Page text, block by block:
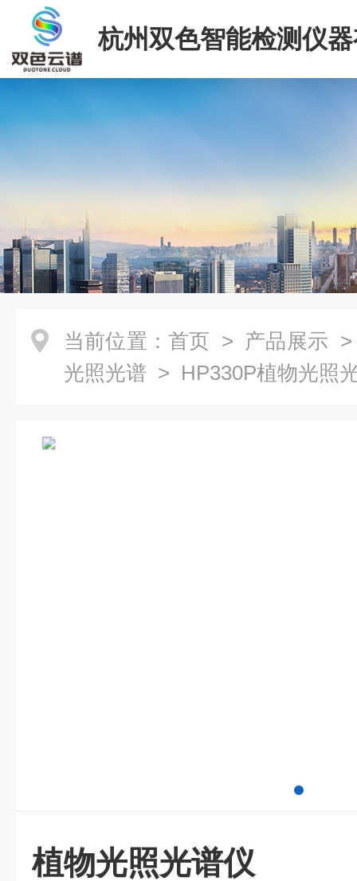
杭州双色智能检测仪
司
当前位置： 首页 > 产品展示
光照光谱 > HP330P植物光照
植物光照光谱仪